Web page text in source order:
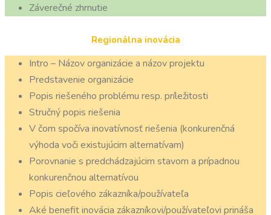
Záverečné zhrnutie
Regionálna inovácia
Intro – Názov organizácie a názov projektu
Predstavenie organizácie
Popis riešeného problému resp. príležitosti
Stručný popis riešenia
V čom spočíva inovatívnosť riešenia (konkurenčná
výhoda voči existujúcim alternatívam)
Porovnanie s predchádzajúcim stavom a prípadnou
konkurenčnou alternatívou
Popis cieľového zákazníka/používateľa
Aké benefit inovácia zákazníkovi/používateľovi prináša